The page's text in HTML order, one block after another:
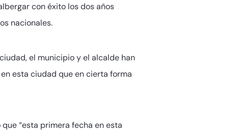
con éxito los dos años
nacionales.
el municipio y el alcalde han
esta ciudad que en cierta forma
“esta primera fecha en esta